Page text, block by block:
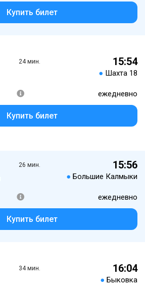
Купить билет
24 мин. 15:54
● Шахта 18
ежедневно
Купить билет
26 мин. 15:56
● Большие Калмыки
ежедневно
Купить билет
34 мин. 16:04
● Быковка